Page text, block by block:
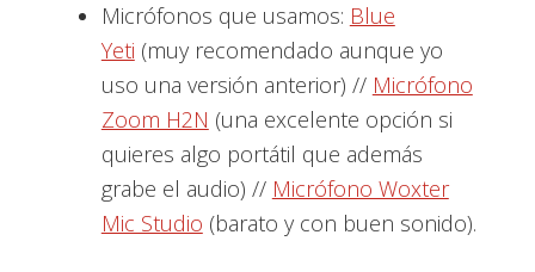
Micrófonos que usamos: Blue
Yeti (muy recomendado aunque yo
uso una versión anterior) // Micrófono
Zoom H2N (una excelente opción si
quieres algo portátil que además
grabe el audio) // Micrófono Woxter
Mic Studio (barato y con buen sonido).